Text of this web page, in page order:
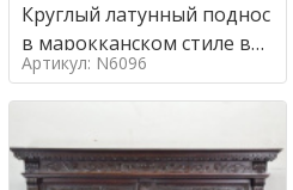
Круглый латунный поднос
в марокканском стиле в
стиле
Артикул: N6096